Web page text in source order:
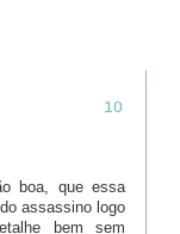
boa, que essa
assassino logo
bem sem